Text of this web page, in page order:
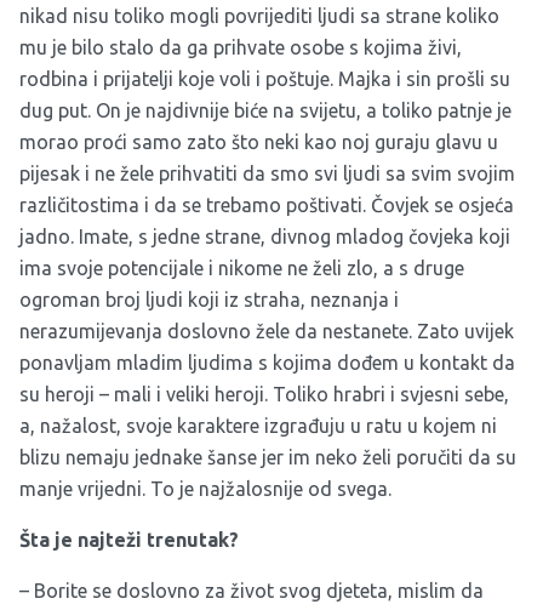
nikad nisu toliko mogli povrijediti ljudi sa strane koliko
mu je bilo stalo da ga prihvate osobe s kojima živi,
rodbina i prijatelji koje voli i poštuje. Majka i sin prošli su
dug put. On je najdivnije biće na svijetu, a toliko patnje je
morao proći samo zato što neki kao noj guraju glavu u
pijesak i ne žele prihvatiti da smo svi ljudi sa svim svojim
različitostima i da se trebamo poštivati. Čovjek se osjeća
jadno. Imate, s jedne strane, divnog mladog čovjeka koji
ima svoje potencijale i nikome ne želi zlo, a s druge
ogroman broj ljudi koji iz straha, neznanja i
nerazumijevanja doslovno žele da nestanete. Zato uvijek
ponavljam mladim ljudima s kojima dođem u kontakt da
su heroji – mali i veliki heroji. Toliko hrabri i svjesni sebe,
a, nažalost, svoje karaktere izgrađuju u ratu u kojem ni
blizu nemaju jednake šanse jer im neko želi poručiti da su
manje vrijedni. To je najžalosnije od svega.
Šta je najteži trenutak?
– Borite se doslovno za život svog djeteta, mislim da